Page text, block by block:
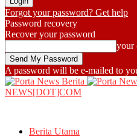
Forgot your password? Get help
Password recovery
Recover your password
your
A password will be e-mailed to
NEWS[DOT]COM
Berita Utama